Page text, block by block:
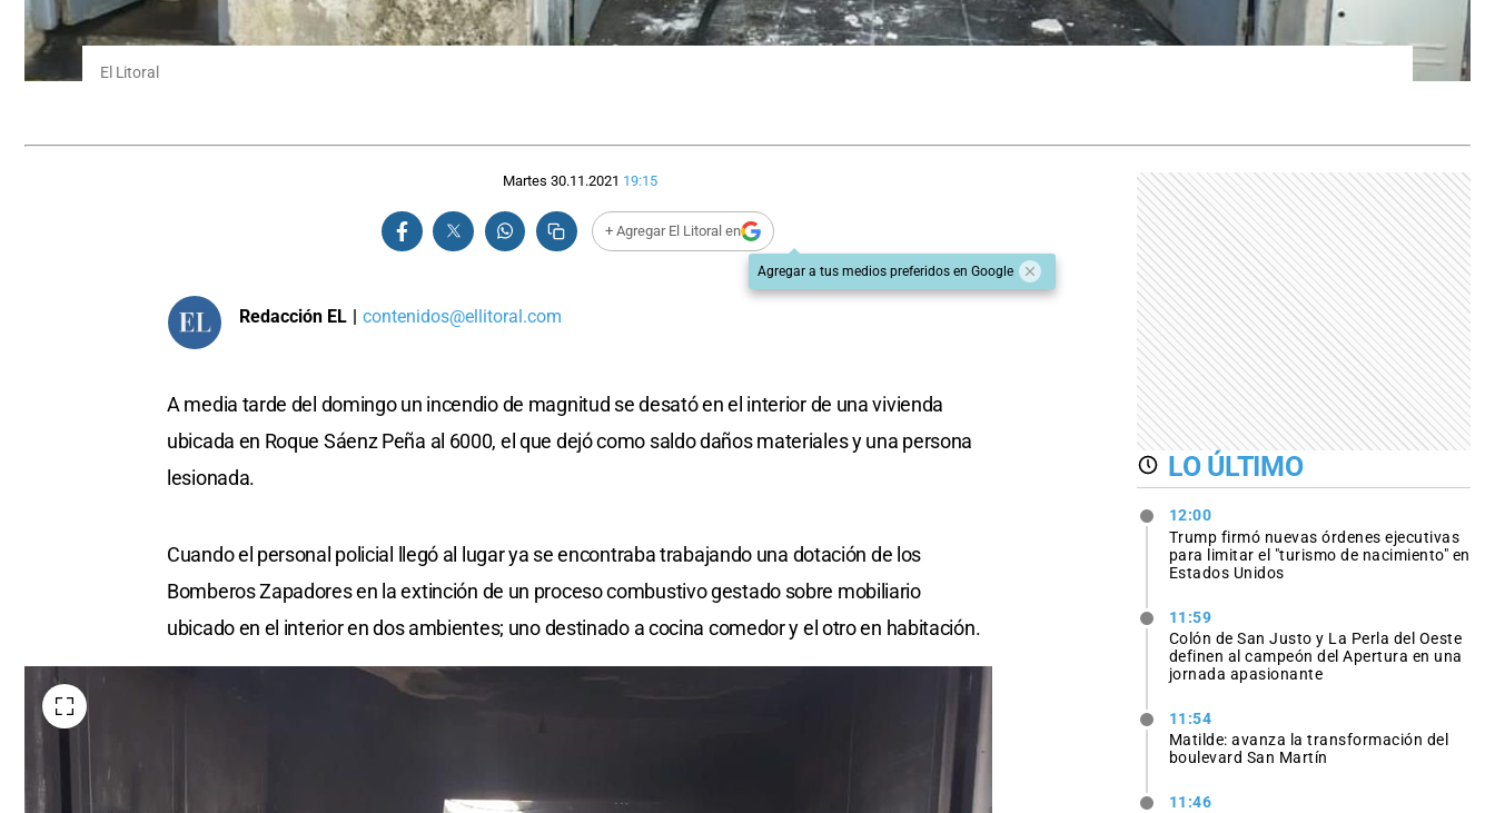
El Litoral
Martes 30.11.2021 19:15
+ Agregar El Litoral en
Agregar a tus medios preferidos en Google
Redacción EL | contenidos@ellitoral.com
A media tarde del domingo un incendio de magnitud se desató en el interior de una vivienda
ubicada en Roque Sáenz Peña al 6000, el que dejó como saldo daños materiales y una persona
lesionada.
Cuando el personal policial llegó al lugar ya se encontraba trabajando una dotación de los
Bomberos Zapadores en la extinción de un proceso combustivo gestado sobre mobiliario
ubicado en el interior en dos ambientes; uno destinado a cocina comedor y el otro en habitación.
LO ÚLTIMO
12:00
Trump firmó nuevas órdenes ejecutivas
para limitar el "turismo de nacimiento" en
Estados Unidos
11:59
Colón de San Justo y La Perla del Oeste
definen al campeón del Apertura en una
jornada apasionante
11:54
Matilde: avanza la transformación del
boulevard San Martín
11:46